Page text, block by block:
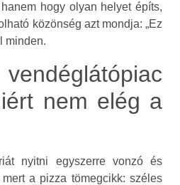
hogy olyan helyet építs,
közönség azt mondja: „Ez
minden.
nem elég a
nyitni egyszerre vonzó és
a pizza tömegcikk: széles